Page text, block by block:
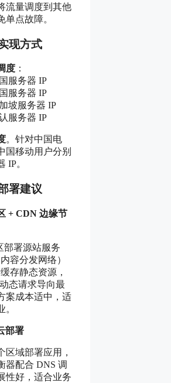
流量调度到其他
单点故障。
现方式
度 ：
服务器 IP
服务器 IP
坡服务器 IP
服务器 IP
。针对中国电
国移动用户分别
IP。
署建议
+ CDN 边缘节
部署源站服务
容分发网络）
存静态资源，
态请求导向最
案成本适中，适
部署
区域部署应用，
器配合 DNS 调
性好，适合业务